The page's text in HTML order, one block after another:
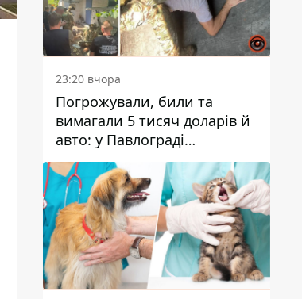
23:20 вчора
Погрожували, били та
вимагали 5 тисяч доларів й
авто: у Павлограді
затримали двох чоловіків